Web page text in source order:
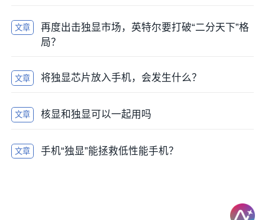
文章
再度出击独显市场，英特尔要打破“二分天下”格
局？
文章 将独显芯片放入手机，会发生什么？
文章 核显和独显可以一起用吗
文章 手机“独显”能拯救低性能手机？